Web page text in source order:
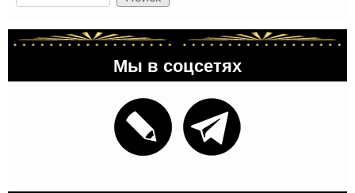
Мы в соцсетях